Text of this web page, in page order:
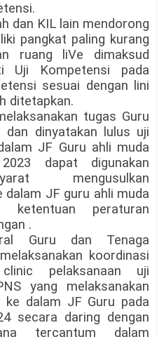
dan KIL lain mendorong
pangkat paling kurang
ruang liVe dimaksud
Uji Kompetensi pada
sesuai dengan lini
ditetapkan.
tugas Guru
dan dinyatakan lulus uji
JF Guru ahli muda
dapat digunakan
mengusulkan
dalam JF guru ahli muda
ketentuan peraturan
.
Guru dan Tenaga
koordinasi
pelaksanaan uji
yang melaksanakan
ke dalam JF Guru pada
secara daring dengan
tercantum dalam